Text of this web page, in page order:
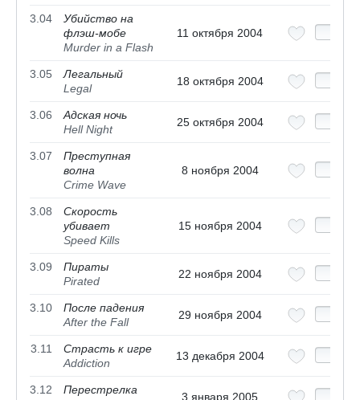
3.04
Убийство на
флэш-мобе
Murder in a Flash
11 октября 2004
3.05
Легальный
Legal
18 октября 2004
3.06
Адская ночь
Hell Night
25 октября 2004
3.07
Преступная
волна
Crime Wave
8 ноября 2004
3.08
Скорость
убивает
Speed Kills
15 ноября 2004
3.09
Пираты
Pirated
22 ноября 2004
3.10
После падения
After the Fall
29 ноября 2004
3.11
Страсть к игре
Addiction
13 декабря 2004
3.12
Перестрелка
3 января 2005